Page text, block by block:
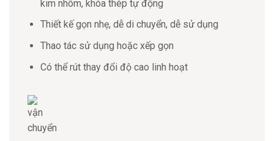
kim nhôm, khóa thép tự động
Thiết kế gọn nhẹ, dễ di chuyển, dễ sử dụng
Thao tác sử dụng hoặc xếp gọn
Có thể rút thay đổi độ cao linh hoạt